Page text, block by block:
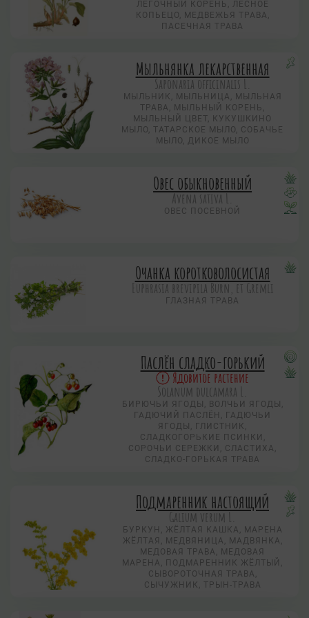
ЛЕГОЧНЫЙ КОРЕНЬ, ЛЕСНОЕ
КОПЬЕЦО, МЕДВЕЖЬЯ ТРАВА,
ПАСЕЧНАЯ ТРАВА
Мыльнянка лекарственная
Saponaria officinalis L.
МЫЛЬНИК, МЫЛЬНИЦА, МЫЛЬНАЯ
ТРАВА, МЫЛЬНЫЙ КОРЕНЬ,
МЫЛЬНЫЙ ЦВЕТ, КУКУШКИНО
МЫЛО, ТАТАРСКОЕ МЫЛО, СОБАЧЬЕ
МЫЛО, ДИКОЕ МЫЛО
Овес обыкновенный
Avena sativa L.
ОВЕС ПОСЕВНОЙ
Очанка коротковолосистая
Euphrasia brevipila Burn, et Gremli
ГЛАЗНАЯ ТРАВА
Паслён сладко-горький
Ядовитое растение
Solanum dulcamara L.
БИРЮЧЬИ ЯГОДЫ, ВОЛЧЬИ ЯГОДЫ,
ГАДЮЧИЙ ПАСЛЁН, ГАДЮЧЬИ
ЯГОДЫ, ГЛИСТНИК,
СЛАДКОГОРЬКИЕ ПСИНКИ,
СОРОЧЬИ СЕРЕЖКИ, СЛАСТИХА,
СЛАДКО-ГОРЬКАЯ ТРАВА
Подмаренник настоящий
Galium verum L.
БУРКУН, ЖЁЛТАЯ КАШКА, МАРЕНА
ЖЁЛТАЯ, МЕДВЯНИЦА, МАДВЯНКА,
МЕДОВАЯ ТРАВА, МЕДОВАЯ
МАРЕНА, ПОДМАРЕННИК ЖЁЛТЫЙ,
СЫВОРОТОЧНАЯ ТРАВА,
СЫЧУЖНИК, ТРЫН-ТРАВА